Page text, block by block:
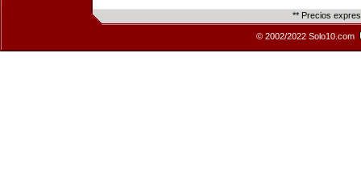
** Precios
© 2002/2022 Solo10.com